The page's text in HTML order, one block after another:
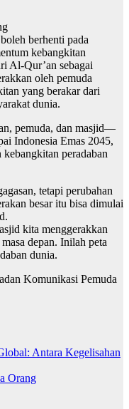
berhenti pada
kebangkitan
Al-Qur’an sebagai
oleh pemuda
yang berakar dari
dunia.
pemuda, dan masjid—
Indonesia Emas 2045,
peradaban
tetapi perubahan
besar itu bisa dimulai
kita menggerakkan
depan. Inilah peta
dunia.
Komunikasi Pemuda
Antara Kegelisahan
Orang